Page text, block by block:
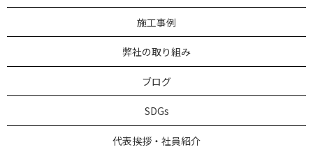
施工事例
弊社の取り組み
ブログ
SDGs
代表挨拶・社員紹介